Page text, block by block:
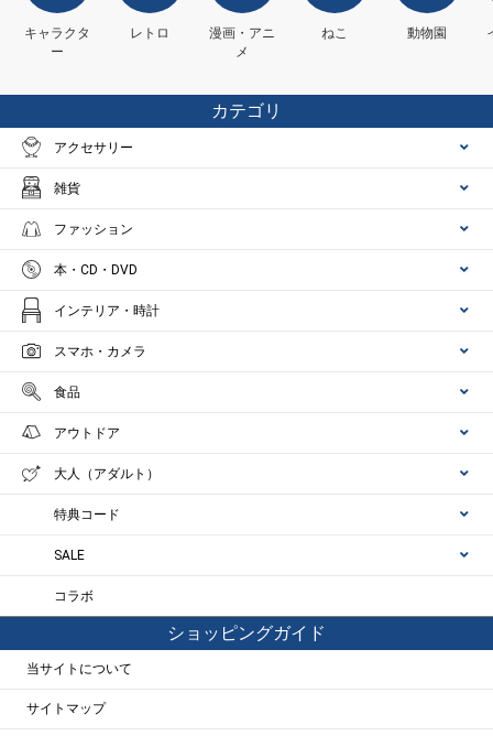
キャラクタ
ー
レトロ
漫画・アニ
メ
ねこ 動物園
カテゴリ
アクセサリー
雑貨
ファッション
本・CD・DVD
インテリア・時計
スマホ・カメラ
食品
アウトドア
大人（アダルト）
特典コード
SALE
コラボ
ショッピングガイド
当サイトについて
サイトマップ